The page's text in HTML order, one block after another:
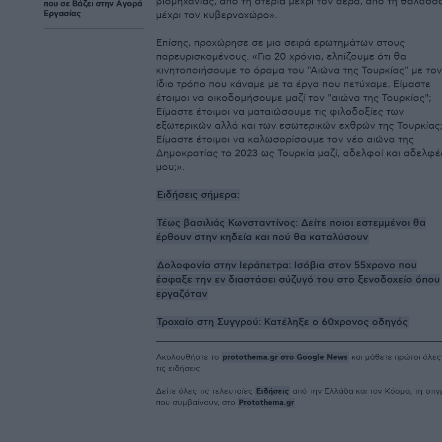
μέχρι τον κυβερνοχώρο».
Επίσης, προχώρησε σε μια σειρά ερωτημάτων στους
παρευρισκομένους. «Για 20 χρόνια, ελπίζουμε ότι θα
κινητοποιήσουμε το όραμα του "Αιώνα της Τουρκίας" με τον
ίδιο τρόπο που κάναμε με τα έργα που πετύχαμε. Είμαστε
έτοιμοι να οικοδομήσουμε μαζί τον "αιώνα της Τουρκίας";
Είμαστε έτοιμοι να ματαιώσουμε τις φιλοδοξίες των
εξωτερικών αλλά και των εσωτερικών εχθρών της Τουρκίας;
Είμαστε έτοιμοι να καλωσορίσουμε τον νέο αιώνα της
Δημοκρατίας το 2023 ως Τουρκία μαζί, αδελφοί και
μου;».
Ειδήσεις σήμερα:
Τέως βασιλιάς Κωνσταντίνος: Δείτε ποιοι εστεμμένοι θα
έρθουν στην κηδεία και πού θα καταλύσουν
Δολοφονία στην Ιεράπετρα: Ισόβια στον 55χρονο που
έσφαξε την εν διαστάσει σύζυγό του στο ξενοδοχείο όπου
εργαζόταν
Τροχαίο στη Συγγρού: Κατέληξε ο 60χρονος οδηγός
που σε Bάζει στην Aγορά
Eργασίας
Ακολουθήστε το protothema.gr στο Google News και μάθετε πρώτοι όλες
τις ειδήσεις
Δείτε όλες τις τελευταίες Ειδήσεις από την Ελλάδα και τον Κόσμο, τη
που συμβαίνουν, στο Protothema.gr